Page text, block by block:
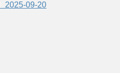
2025-09-20